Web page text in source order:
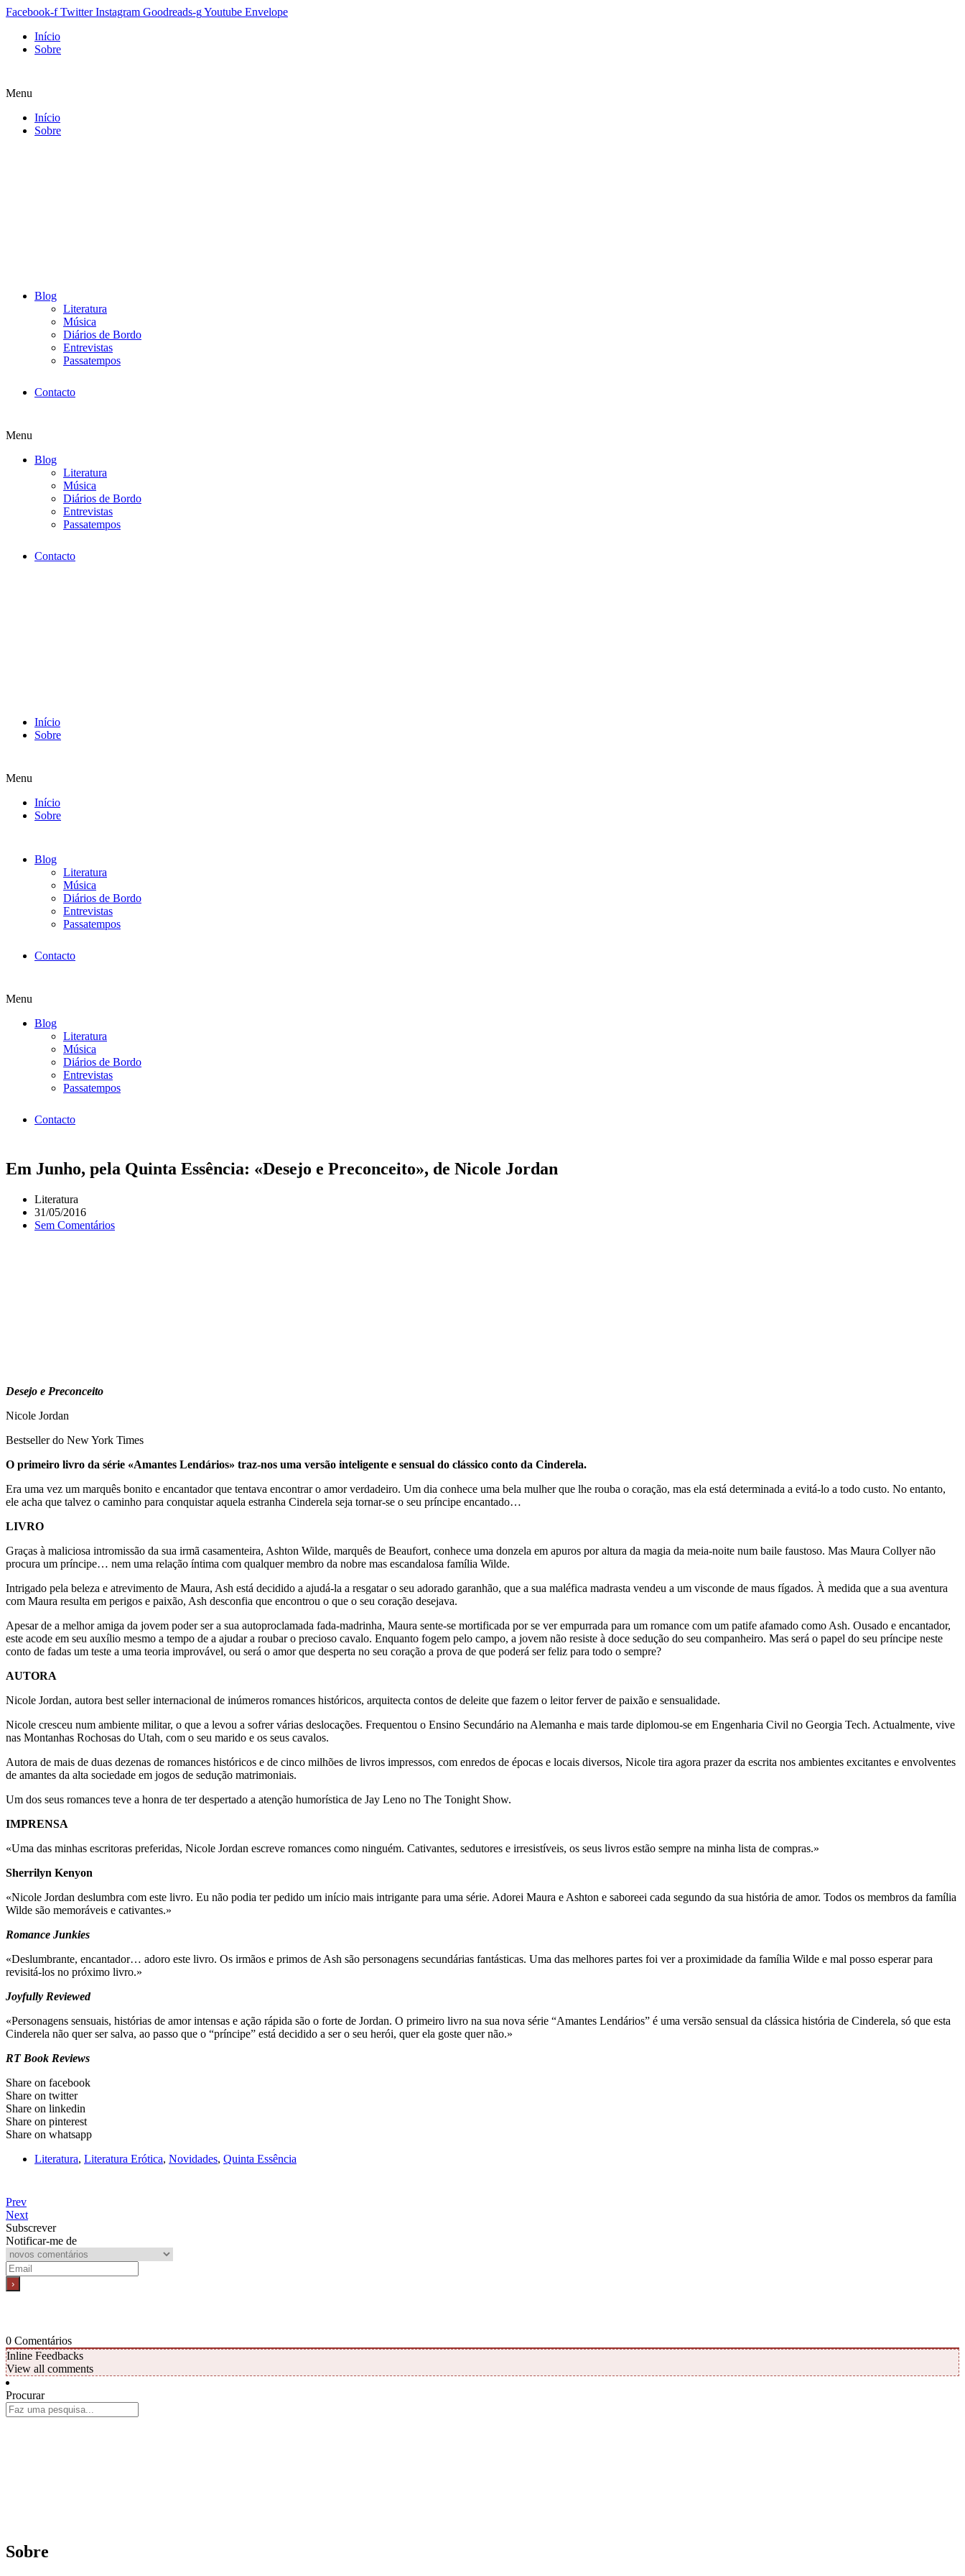
Facebook-f Twitter Instagram Goodreads-gYoutube Envelope
Início
Sobre
Menu
Início
Sobre
Blog
Literatura
Música
Diários de Bordo
Entrevistas
Passatempos
Contacto
Menu
Blog
Literatura
Música
Diários de Bordo
Entrevistas
Passatempos
Contacto
Início
Sobre
Menu
Início
Sobre
Blog
Literatura
Música
Diários de Bordo
Entrevistas
Passatempos
Contacto
Menu
Blog
Literatura
Música
Diários de Bordo
Entrevistas
Passatempos
Contacto
Em Junho, pela Quinta Essência: «Desejo e Preconceito», de Nicole Jordan
Literatura
31/05/2016
Sem Comentários
Desejo e Preconceito
Nicole Jordan
Bestseller do New York Times
O primeiro livro da série «Amantes Lendários» traz-nos uma versão inteligente e sensual do clássico conto da Cinderela.
Era uma vez um marquês bonito e encantador que tentava encontrar o amor verdadeiro. Um dia conhece uma bela mulher que lhe rouba o coração, mas ela está determinada a evitá-lo a todo custo. No entanto,
ele acha que talvez o caminho para conquistar aquela estranha Cinderela seja tornar-se o seu príncipe encantado…
LIVRO
Graças à maliciosa intromissão da sua irmã casamenteira, Ashton Wilde, marquês de Beaufort, conhece uma donzela em apuros por altura da magia da meia-noite num baile faustoso. Mas Maura Collyer não
procura um príncipe… nem uma relação íntima com qualquer membro da nobre mas escandalosa família Wilde.
Intrigado pela beleza e atrevimento de Maura, Ash está decidido a ajudá-la a resgatar o seu adorado garanhão, que a sua maléfica madrasta vendeu a um visconde de maus fígados. À medida que a sua aventura
com Maura resulta em perigos e paixão, Ash desconfia que encontrou o que o seu coração desejava.
Apesar de a melhor amiga da jovem poder ser a sua autoproclamada fada-madrinha, Maura sente-se mortificada por se ver empurrada para um romance com um patife afamado como Ash. Ousado e encantador,
este acode em seu auxílio mesmo a tempo de a ajudar a roubar o precioso cavalo. Enquanto fogem pelo campo, a jovem não resiste à doce sedução do seu companheiro. Mas será o papel do seu príncipe neste
conto de fadas um teste a uma teoria improvável, ou será o amor que desperta no seu coração a prova de que poderá ser feliz para todo o sempre?
AUTORA
Nicole Jordan, autora best seller internacional de inúmeros romances históricos, arquitecta contos de deleite que fazem o leitor ferver de paixão e sensualidade.
Nicole cresceu num ambiente militar, o que a levou a sofrer várias deslocações. Frequentou o Ensino Secundário na Alemanha e mais tarde diplomou-se em Engenharia Civil no Georgia Tech. Actualmente, vive
nas Montanhas Rochosas do Utah, com o seu marido e os seus cavalos.
Autora de mais de duas dezenas de romances históricos e de cinco milhões de livros impressos, com enredos de épocas e locais diversos, Nicole tira agora prazer da escrita nos ambientes excitantes e envolventes
de amantes da alta sociedade em jogos de sedução matrimoniais.
Um dos seus romances teve a honra de ter despertado a atenção humorística de Jay Leno no The Tonight Show.
IMPRENSA
«Uma das minhas escritoras preferidas, Nicole Jordan escreve romances como ninguém. Cativantes, sedutores e irresistíveis, os seus livros estão sempre na minha lista de compras.»
Sherrilyn Kenyon
«Nicole Jordan deslumbra com este livro. Eu não podia ter pedido um início mais intrigante para uma série. Adorei Maura e Ashton e saboreei cada segundo da sua história de amor. Todos os membros da família
Wilde são memoráveis e cativantes.»
Romance Junkies
«Deslumbrante, encantador… adoro este livro. Os irmãos e primos de Ash são personagens secundárias fantásticas. Uma das melhores partes foi ver a proximidade da família Wilde e mal posso esperar para
revisitá-los no próximo livro.»
Joyfully Reviewed
«Personagens sensuais, histórias de amor intensas e ação rápida são o forte de Jordan. O primeiro livro na sua nova série “Amantes Lendários” é uma versão sensual da clássica história de Cinderela, só que esta
Cinderela não quer ser salva, ao passo que o “príncipe” está decidido a ser o seu herói, quer ela goste quer não.»
RT Book Reviews
Share on facebook
Share on twitter
Share on linkedin
Share on pinterest
Share on whatsapp
Literatura, Literatura Erótica, Novidades, Quinta Essência
Prev
Next
Subscrever
Notificar-me de
0 Comentários
Inline Feedbacks
View all comments
Procurar
Sobre